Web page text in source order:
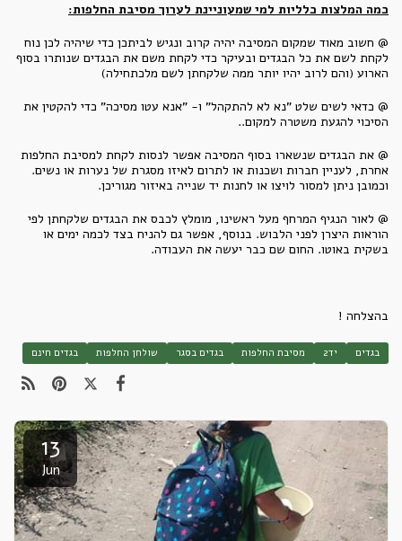
כמה המלצות כלליות למי שמעוניינת לערוך מסיבת החלפות:
@ חשוב מאוד שמקום המסיבה יהיה קרוב ונגיש לביתכן כדי שיהיה לכן נוח
לקחת לשם את כל הבגדים ובעיקר כדי לקחת משם את הבגדים שנותרו בסוף
הארוע (והם לרוב יהיו יותר ממה שלקחתן לשם מלכתחילה)
@ כדאי לשים שלט "נא לא להתקהל" ו- "אנא עטו מסיכה" כדי להקטין את
הסיכוי להגעת משטרה למקום..
@ את הבגדים שנשארו בסוף המסיבה אפשר לנסות לקחת למסיבת החלפות
אחרת, לעניין חברות ושכנות או לתרום לאיזו מסגרת של נערות או נשים.
וכמובן ניתן למסור לויצו או לחנות יד שנייה באיזור מגוריכן.
@ לאור הנגיף המרחף מעל ראשינו, מומלץ לכבס את הבגדים שלקחתן לפי
הוראות היצרן לפני הלבוש. בנוסף, אפשר גם להניח בצד לכמה ימים או
בשקית באוטו. החום שם כבר יעשה את העבודה.
בהצלחה !
בגדים מסיבת החלפות בגדים בסגר שולחן החלפות בגדים חינם
13
Jun